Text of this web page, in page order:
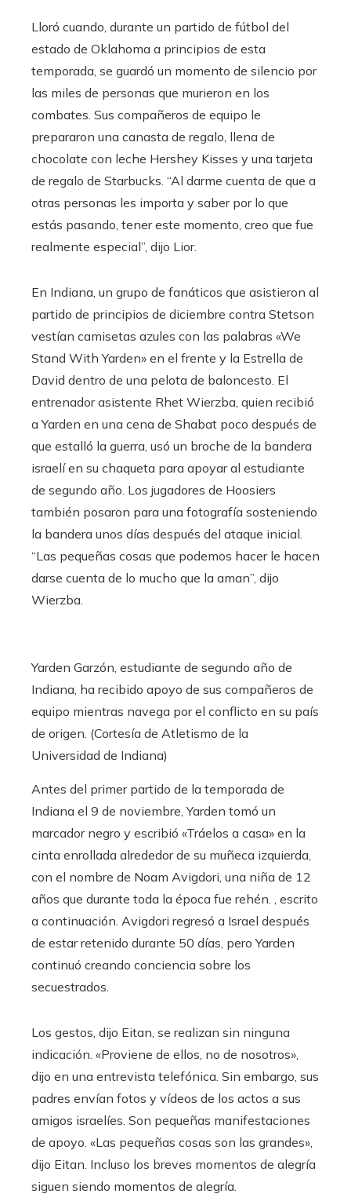
Lloró cuando, durante un partido de fútbol del
estado de Oklahoma a principios de esta
temporada, se guardó un momento de silencio por
las miles de personas que murieron en los
combates. Sus compañeros de equipo le
prepararon una canasta de regalo, llena de
chocolate con leche Hershey Kisses y una tarjeta
de regalo de Starbucks. “Al darme cuenta de que a
otras personas les importa y saber por lo que
estás pasando, tener este momento, creo que fue
realmente especial”, dijo Lior.
En Indiana, un grupo de fanáticos que asistieron al
partido de principios de diciembre contra Stetson
vestían camisetas azules con las palabras «We
Stand With Yarden» en el frente y la Estrella de
David dentro de una pelota de baloncesto. El
entrenador asistente Rhet Wierzba, quien recibió
a Yarden en una cena de Shabat poco después de
que estalló la guerra, usó un broche de la bandera
israelí en su chaqueta para apoyar al estudiante
de segundo año. Los jugadores de Hoosiers
también posaron para una fotografía sosteniendo
la bandera unos días después del ataque inicial.
“Las pequeñas cosas que podemos hacer le hacen
darse cuenta de lo mucho que la aman”, dijo
Wierzba.
Yarden Garzón, estudiante de segundo año de
Indiana, ha recibido apoyo de sus compañeros de
equipo mientras navega por el conflicto en su país
de origen. (Cortesía de Atletismo de la
Universidad de Indiana)
Antes del primer partido de la temporada de
Indiana el 9 de noviembre, Yarden tomó un
marcador negro y escribió «Tráelos a casa» en la
cinta enrollada alrededor de su muñeca izquierda,
con el nombre de Noam Avigdori, una niña de 12
años que durante toda la época fue rehén. , escrito
a continuación. Avigdori regresó a Israel después
de estar retenido durante 50 días, pero Yarden
continuó creando conciencia sobre los
secuestrados.
Los gestos, dijo Eitan, se realizan sin ninguna
indicación. «Proviene de ellos, no de nosotros»,
dijo en una entrevista telefónica. Sin embargo, sus
padres envían fotos y vídeos de los actos a sus
amigos israelíes. Son pequeñas manifestaciones
de apoyo. «Las pequeñas cosas son las grandes»,
dijo Eitan. Incluso los breves momentos de alegría
siguen siendo momentos de alegría.